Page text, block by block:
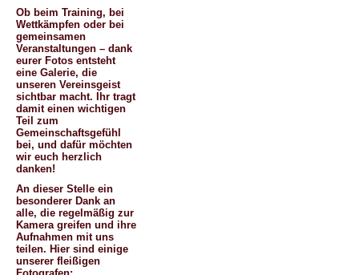
Ob beim Training, bei
Wettkämpfen oder bei
gemeinsamen
Veranstaltungen – dank
eurer Fotos entsteht
eine Galerie, die
unseren Vereinsgeist
sichtbar macht. Ihr tragt
damit einen wichtigen
Teil zum
Gemeinschaftsgefühl
bei, und dafür möchten
wir euch herzlich
danken!
An dieser Stelle ein
besonderer Dank an
alle, die regelmäßig zur
Kamera greifen und ihre
Aufnahmen mit uns
teilen. Hier sind einige
unserer fleißigen